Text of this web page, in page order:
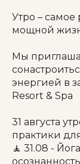
Утро –
мощной
Мы
энергией в
Resort & Spa
31 августа
практики
🧘 31.08 -